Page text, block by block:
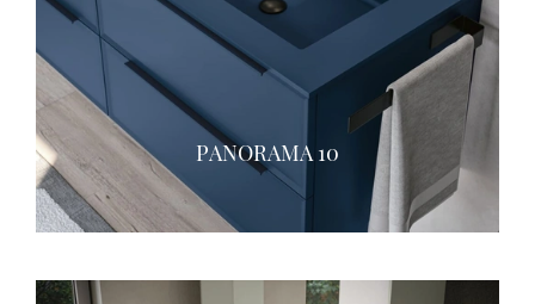
PANORAMA 10